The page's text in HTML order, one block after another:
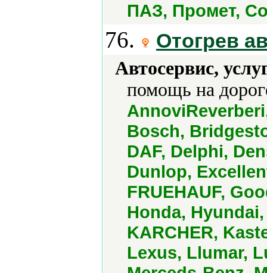
ПАЗ, Промет,
76. Отогрев
Автосервис,
помощь на
Bosch,
DAF, Delphi,
Dunlop,
FRUEHAUF,
Honda,
KARCHER,
Lexus, Llumar,